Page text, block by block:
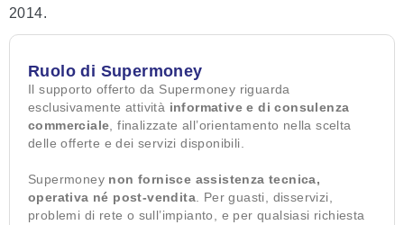
2014.
Ruolo di Supermoney
Il supporto offerto da Supermoney riguarda
esclusivamente attività informative e di consulenza
commerciale , finalizzate all’orientamento nella scelta
delle offerte e dei servizi disponibili.
Supermoney non fornisce assistenza tecnica,
operativa né post-vendita . Per guasti, disservizi,
problemi di rete o sull’impianto, e per qualsiasi richiesta